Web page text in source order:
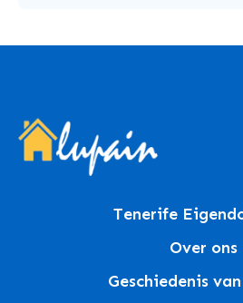
Tenerife
Over ons
Geschiedenis